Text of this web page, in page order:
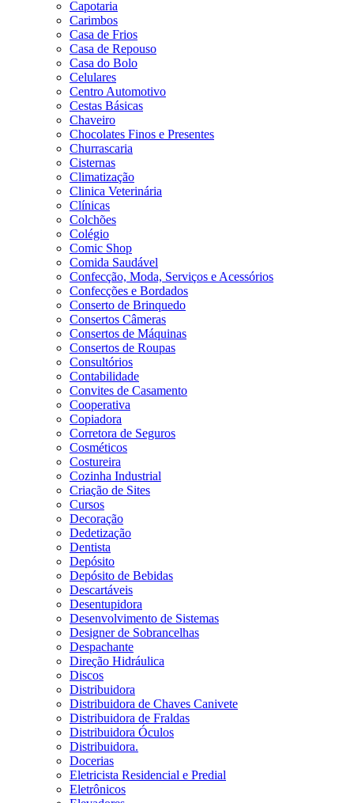
Capotaria
Carimbos
Casa de Frios
Casa de Repouso
Casa do Bolo
Celulares
Centro Automotivo
Cestas Básicas
Chaveiro
Chocolates Finos e Presentes
Churrascaria
Cisternas
Climatização
Clinica Veterinária
Clínicas
Colchões
Colégio
Comic Shop
Comida Saudável
Confecção, Moda, Serviços e Acessórios
Confecções e Bordados
Conserto de Brinquedo
Consertos Câmeras
Consertos de Máquinas
Consertos de Roupas
Consultórios
Contabilidade
Convites de Casamento
Cooperativa
Copiadora
Corretora de Seguros
Cosméticos
Costureira
Cozinha Industrial
Criação de Sites
Cursos
Decoração
Dedetização
Dentista
Depósito
Depósito de Bebidas
Descartáveis
Desentupidora
Desenvolvimento de Sistemas
Designer de Sobrancelhas
Despachante
Direção Hidráulica
Discos
Distribuidora
Distribuidora de Chaves Canivete
Distribuidora de Fraldas
Distribuidora Óculos
Distribuidora.
Docerias
Eletricista Residencial e Predial
Eletrônicos